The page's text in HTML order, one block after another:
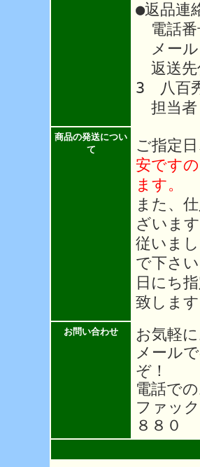
●返品連
電話番
メー
返送先
3 八百
担当
商品の発送につい
て
ご指定
安です
ます。
また、
ざいま
従いま
で下さ
日にち
致しま
お問い合わせ
お気軽
メール
ぞ！
電話で
ファッ
８８０